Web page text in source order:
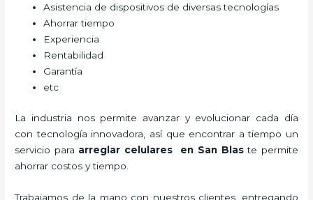
Asistencia de dispositivos de diversas tecnologías
Ahorrar tiempo
Experiencia
Rentabilidad
Garantía
etc
La industria nos permite avanzar y evolucionar cada día
con tecnología innovadora, así que encontrar a tiempo un
servicio para arreglar celulares en San Blaste permite
ahorrar costos y tiempo.
Trabajamos de la mano con nuestros clientes, entregando